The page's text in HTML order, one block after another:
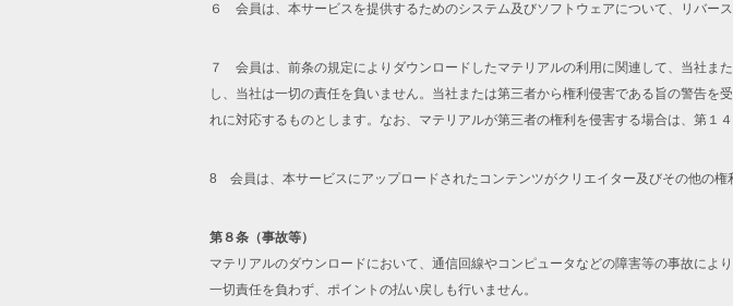
６ 会員は、本サービスを提供するためのシステム及びソフトウェアについて、リバー
７ 会員は、前条の規定によりダウンロードしたマテリアルの利用に関連して、当社ま
し、当社は一切の責任を負いません。当社または第三者から権利侵害である旨の警告
れに対応するものとします。なお、マテリアルが第三者の権利を侵害する場合は、第１
8 会員は、本サービスにアップロードされたコンテンツがクリエイター及びその他の権
第８条（事故等）
マテリアルのダウンロードにおいて、通信回線やコンピュータなどの障害等の事故に
一切責任を負わず、ポイントの払い戻しも行いません。